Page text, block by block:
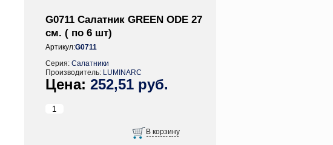
G0711 Салатник GREEN ODE 27
см. ( по 6 шт)
Артикул:G0711
Серия: Салатники
Производитель: LUMINARC
252,51 руб.